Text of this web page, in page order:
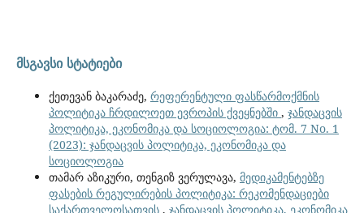
მსგავსი სტატიები
ქეთევან ბაკარაძე, რეფერენტული ფასწარმოქმნის
პოლიტიკა ჩრდილოეთ ევროპის ქვეყნებში , ჯანდაცვის
პოლიტიკა, ეკონომიკა და სოციოლოგია: ტომ. 7 No. 1
(2023): ჯანდაცვის პოლიტიკა, ეკონომიკა და
სოციოლოგია
თამარ აზიკური, თენგიზ ვერულავა, მედიკამენტებზე
ფასების რეგულირების პოლიტიკა: რეკომენდაციები
საქართველოსათვის , ჯანდაცვის პოლიტიკა, ეკონომიკა